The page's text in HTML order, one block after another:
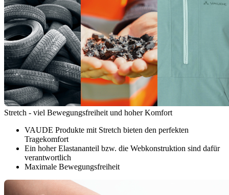
Stretch - viel Bewegungsfreiheit und hoher Komfort
VAUDE Produkte mit Stretch bieten den perfekten
Tragekomfort
Ein hoher Elastananteil bzw. die Webkonstruktion sind dafür
verantwortlich
Maximale Bewegungsfreiheit